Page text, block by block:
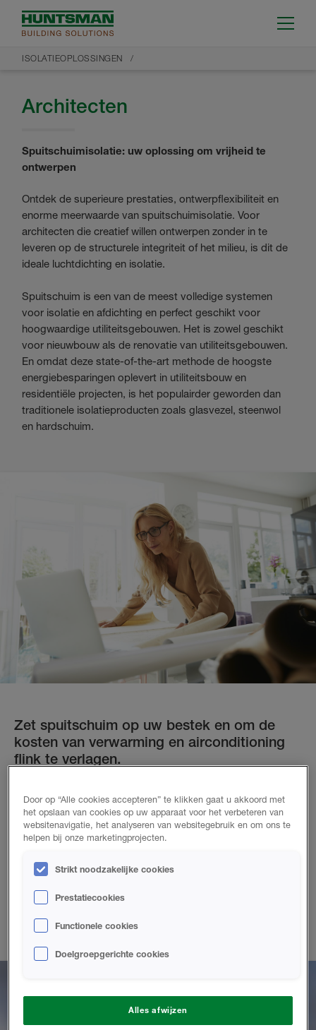
ISOLATIEOPLOSSINGEN
Architecten
Spuitschuimisolatie: uw oplossing om vrijheid te
ontwerpen
Ontdek de superieure prestaties, ontwerpflexibiliteit en
enorme meerwaarde van spuitschuimisolatie. Voor
architecten die creatief willen ontwerpen zonder in te
leveren op de structurele integriteit of het milieu, is dit de
ideale luchtdichting en isolatie.
Spuitschuim is een van de meest volledige systemen
voor isolatie en afdichting en perfect geschikt voor
hoogwaardige utiliteitsgebouwen. Het is zowel geschikt
voor nieuwbouw als de renovatie van utiliteitsgebouwen.
En omdat deze state-of-the-art methode de hoogste
energiebesparingen oplevert in utiliteitsbouw en
residentiële projecten, is het populairder geworden dan
traditionele isolatieproducten zoals glasvezel, steenwol
en hardschuim.
Zet spuitschuim op uw bestek en om de
kosten van verwarming en airconditioning
flink te verlagen.
in hun ontwerpen?
Spuitschuim is licht van gewicht, duurzaam en kan op veel
van pas in innovatieve ontwerpen. En daarbij is het beter
met traditionele isolatie, en het levert maximale energie-
efficiëntie op omdat het naast zijn isolerende werking ook als
lucht- en dampbarrière werkt.
Door op “Alle cookies accepteren” te klikken gaat u akkoord met
het opslaan van cookies op uw apparaat voor het verbeteren van
websitenavigatie, het analyseren van websitegebruik en om ons te
helpen bij onze marketingprojecten.
Strikt noodzakelijke cookies
Prestatiecookies
Functionele cookies
Doelgroepgerichte cookies
Alles afwijzen